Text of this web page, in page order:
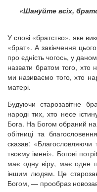
«Шануйте всіх,
У слові «братство», яке
«брат». А закінчення
про єдність чогось, у
назвати братом того, хто
ми називаємо того, хто
матері.
Будуючи старозавітне
народі тих, хто несе
Бога. На Богом обраний
обітниці та
сказав: «Благословляючи
твоєму імені». Богові
має одну віру, має одне
іншим людям. Це
Богом, — прообраз